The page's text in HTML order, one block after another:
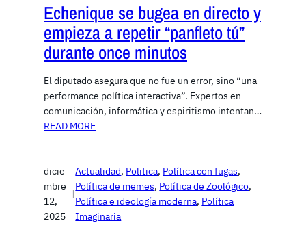
Echenique se bugea en directo y
empieza a repetir “panfleto tú”
durante once minutos
El diputado asegura que no fue un error, sino “una
performance política interactiva”. Expertos en
comunicación, informática y espiritismo intentan…
READ MORE
dicie
mbre
12,
2025
|
Actualidad, Politica, Política con fugas
Política de memes, Política de Zoológico
Política e ideología moderna, Política
Imaginaria